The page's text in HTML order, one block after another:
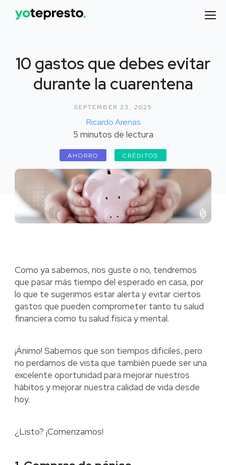
10 gastos que debes evitar
durante la cuarentena
SEPTEMBER 23, 2025
Ricardo Arenas
5 minutos de lectura
AHORRO CRÉDITOS
Como ya sabemos, nos guste o no, tendremos
que pasar más tiempo del esperado en casa, por
lo que te sugerimos estar alerta y evitar ciertos
gastos que pueden comprometer tanto tu salud
financiera como tu salud física y mental.
¡Ánimo! Sabemos que son tiempos difíciles, pero
no perdamos de vista que también puede ser una
excelente oportunidad para mejorar nuestros
hábitos y mejorar nuestra calidad de vida desde
hoy.
¿Listo? ¡Comenzamos!